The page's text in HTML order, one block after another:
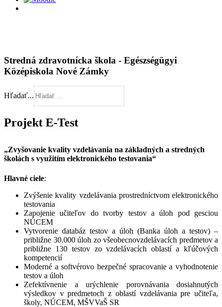
Stredná zdravotnícka škola - Egészségügyi
Középiskola Nové Zámky
Hľadať...
Projekt E-Test
„Zvyšovanie kvality vzdelávania na základných a stredných
školách s využitím elektronického testovania“
Hlavné ciele:
Zvýšenie kvality vzdelávania prostredníctvom elektronického
testovania
Zapojenie učiteľov do tvorby testov a úloh pod gesciou
NÚCEM
Vytvorenie databáz testov a úloh (Banka úloh a testov) –
približne 30.000 úloh zo všeobecnovzdelávacích predmetov a
približne 130 testov zo vzdelávacích oblastí a kľúčových
kompetencií
Moderné a softvérovo bezpečné spracovanie a vyhodnotenie
testov a úloh
Zefektívnenie a urýchlenie porovnávania dosiahnutých
výsledkov v predmetoch z oblastí vzdelávania pre učiteľa,
školy, NÚCEM, MŠVVaŠ SR